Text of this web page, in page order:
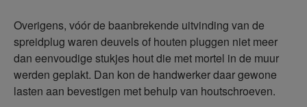
Overigens, vóór de baanbrekende uitvinding van de
spreidplug waren deuvels of houten pluggen niet meer
dan eenvoudige stukjes hout die met mortel in de muur
werden geplakt. Dan kon de handwerker daar gewone
lasten aan bevestigen met behulp van houtschroeven.